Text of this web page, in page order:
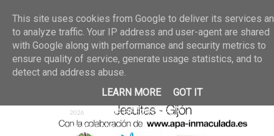
02 jun 2026
GALERIA DE FOTOS
30/05/2026
25 may 2026
GALERIA
DE FOTOS 23/05/2026
20 may
2026
GALERIA DE FOTOS
16/05/2026
DE FOTOS 09/05/2026
28 abr
2026
GALERIA DE FOTOS 25 Y
26/04/2026
This site uses cookies from Google to deliver its services
to analyze traffic. Your IP address and user-agent are shared
with Google along with performance and security metrics to
ensure quality of service, generate usage statistics, and to
detect and address abuse.
LEARN MORE
GOT IT